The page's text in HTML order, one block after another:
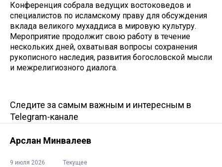
Конференция собрала ведущих востоковедов и
специалистов по исламскому праву для обсуждения
вклада великого мухаддиса в мировую культуру.
Мероприятие продолжит свою работу в течение
нескольких дней, охватывая вопросы сохранения
рукописного наследия, развития богословской мысли
и межрелигиозного диалога.
Следите за самым важным и интересным в
Telegram-канале
Арслан Минвалеев
9 июля 2026 Текущее